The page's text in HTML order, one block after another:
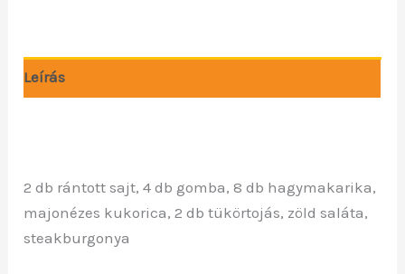
Leírás
2 db rántott sajt, 4 db gomba, 8 db hagymakarika,
majonézes kukorica, 2 db tükörtojás, zöld saláta,
steakburgonya